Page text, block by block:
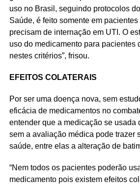
uso no Brasil, seguindo protocolos
Saúde, é feito somente em
precisam de internação em UTI. O
uso do medicamento para pacientes
nestes critérios”, frisou.
EFEITOS COLATERAIS
Por ser uma doença nova, sem
eficácia de medicamentos no
entender que a medicação se usada
sem a avaliação médica pode trazer
saúde, entre elas a alteração de
“Nem todos os pacientes poderão
medicamento pois existem efeitos